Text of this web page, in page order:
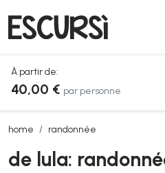
À partir de:
40,00 € par personne
home randonnée
de lula: randonnée sur le montalbo
de lula: